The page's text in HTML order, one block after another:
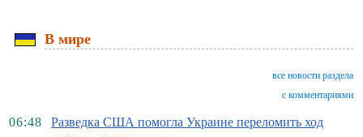
В мире
все новости раздела
с комментариями
06:48
Разведка США помогла Украине переломить ход